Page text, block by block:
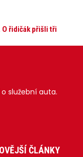
řidičák přišli tři
služební auta.
ČLÁNKY